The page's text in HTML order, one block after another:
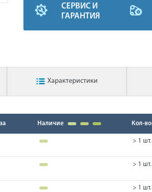
СЕРВИС И
ГАРАНТИЯ
Характеристики
Наличие Кол-во
> 1 шт.
> 1 шт.
> 1 шт.